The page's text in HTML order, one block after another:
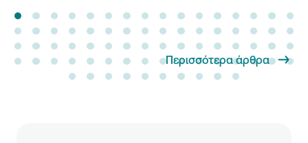
Περισσότερα άρθρα